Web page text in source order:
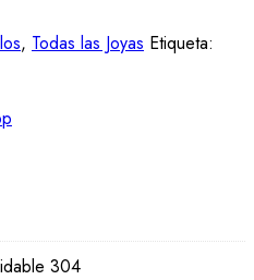
, Todas las Joyas Etiqueta:
304